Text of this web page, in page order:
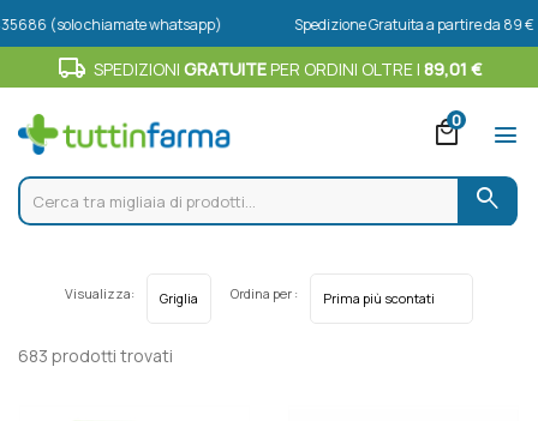
chiamate whatsapp) Spedizione Gratuita a partire da 89 €
local_shipping SPEDIZIONI GRATUITEPER ORDINI OLTRE I 89,01 €
local_mall
0
menu
search
683 prodotti trovati
Visualizza: Ordina per :